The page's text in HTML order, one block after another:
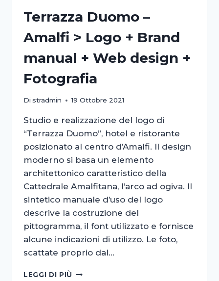
Terrazza Duomo –
Amalfi > Logo + Brand
manual + Web design +
Fotografia
Di stradmin 19 Ottobre 2021
Studio e realizzazione del logo di
“Terrazza Duomo”, hotel e ristorante
posizionato al centro d’Amalfi. Il design
moderno si basa un elemento
architettonico caratteristico della
Cattedrale Amalfitana, l’arco ad ogiva. Il
sintetico manuale d’uso del logo
descrive la costruzione del
pittogramma, il font utilizzato e fornisce
alcune indicazioni di utilizzo. Le foto,
scattate proprio dal…
LEGGI DI PIÙ TERRAZZA